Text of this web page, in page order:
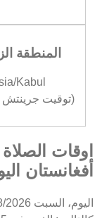
المنطقة
Kabul
(توقيت جرينتش
اوقات
أفغانستان